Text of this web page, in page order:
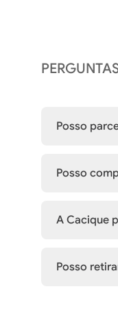
Posso
Posso
A Cacique
Posso